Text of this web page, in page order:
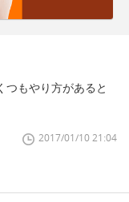
つもやり方があると
2017/01/10 21:04